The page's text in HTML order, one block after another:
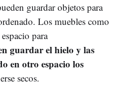
guardar objetos para
Los muebles como
para
guardar el hielo y las
en otro espacio los
secos.